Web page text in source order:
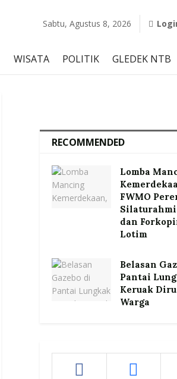
Sabtu, Agustus 8, 2026
WISATA POLITIK GLEDEK NTB
RECOMMENDED
Lomba
FWMO
dan
Lotim
Belasan
Pantai
Keruak
Warga